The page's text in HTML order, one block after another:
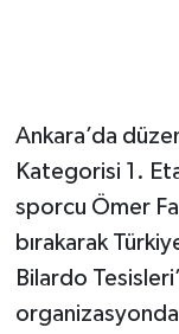
Ankara’da
Kategorisi 1.
sporcu Ömer
bırakarak
Bilardo